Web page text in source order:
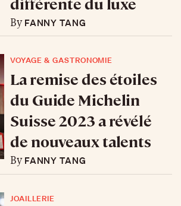
ByFANNY TANG
VOYAGE & GASTRONOMIE
La remise des étoiles
du Guide Michelin
Suisse 2023 a révélé
de nouveaux talents
ByFANNY TANG
JOAILLERIE